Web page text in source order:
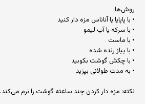
روش‌ها:
• با پاپایا یا آناناس مزه دار کنید
• با سرکه یا آب لیمو
• با ماست
• با پیاز رنده شده
• با چکش گوشت بکوبید
• به مدت طولانی بپزید
نکته: مزه دار کردن چند ساعته گوشت را نرم می‌کند.